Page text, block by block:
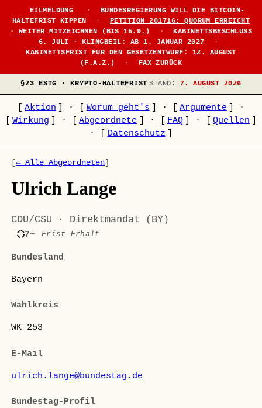
EILMELDUNG ·
BUNDESREGIERUNG WILL DIE BITCOIN-
HALTEFRIST KIPPEN
·
PETITION 201716: QUORUM ERREICHT
· WEITER MITZEICHNEN (BIS 15.9.)
·
KABINETTSBESCHLUSS
6. JULI · KLINGBEIL: AB 1. JANUAR 2027
·
KABINETTSFRIST FÜR DEN GESETZENTWURF: 12. AUGUST
(F.A.Z.)
· FAX ZURÜCK
§23 ESTG · KRYPTO-HALTEFRIST STAND: 7. AUGUST 2026
Aktion · Worum geht's · Argumente
·
Wirkung · Abgeordnete · FAQ · Quellen
·
Datenschutz
[← Alle Abgeordneten]
Ulrich Lange
CDU/CSU · Direktmandat (BY)
7~ Frist-Erhalt
Bundesland
Bayern
Wahlkreis
WK 253
E-Mail
ulrich.lange@bundestag.de
Bundestag-Profil